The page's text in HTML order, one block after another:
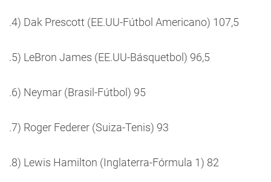
.4) Dak Prescott (EE.UU-Fútbol Americano) 107,5
.5) LeBron James (EE.UU-Básquetbol) 96,5
.6) Neymar (Brasil-Fútbol) 95
.7) Roger Federer (Suiza-Tenis) 93
.8) Lewis Hamilton (Inglaterra-Fórmula 1) 82